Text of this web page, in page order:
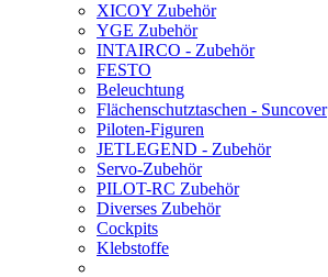
XICOY Zubehör
YGE Zubehör
INTAIRCO - Zubehör
FESTO
Beleuchtung
Flächenschutztaschen - Suncover
Piloten-Figuren
JETLEGEND - Zubehör
Servo-Zubehör
PILOT-RC Zubehör
Diverses Zubehör
Cockpits
Klebstoffe